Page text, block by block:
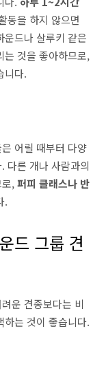
동을 하지 않으면
운드나 살루키 같은
는 것을 좋아하므로,
니다.
어릴 때부터 다양
다른 개나 사람과의
,퍼피 클래스나 반
.
드 그룹 견
운 견종보다는 비
하는 것이 좋습니다.